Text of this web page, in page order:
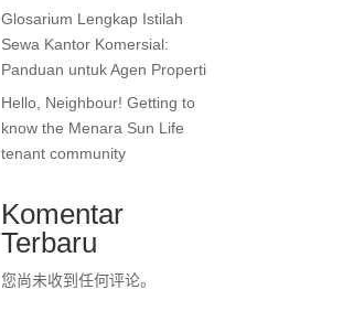
Glosarium Lengkap Istilah
Sewa Kantor Komersial:
Panduan untuk Agen Properti
Hello, Neighbour! Getting to
know the Menara Sun Life
tenant community
Komentar
Terbaru
您尚未收到任何评论。